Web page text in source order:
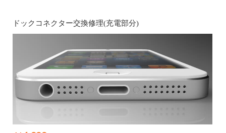
ドックコネクター交換修理(充電部分)